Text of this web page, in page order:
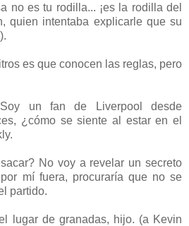
no es tu rodilla... ¡es la rodilla del
quien intentaba explicarle que su
es que conocen las reglas, pero
un fan de Liverpool desde
¿cómo se siente al estar en el
No voy a revelar un secreto
mí fuera, procuraría que no se
partido.
lugar de granadas, hijo. (a Kevin